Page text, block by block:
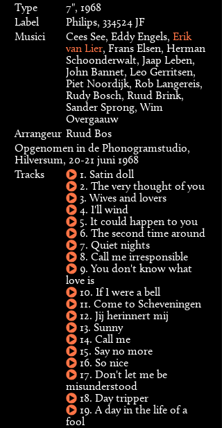
Type
7", 1968
Label
Philips, 334524 JF
Musici
Cees See, Eddy Engels, Erik
van Lier, Frans Elsen, Herman
Schoonderwalt, Jaap Leben,
John Bannet, Leo Gerritsen,
Piet Noordijk, Rob Langereis,
Rudy Bosch, Ruud Brink,
Sander Sprong, Wim
Overgaauw
Arrangeur Ruud Bos
Opgenomen in de Phonogramstudio,
Hilversum, 20-21 juni 1968
Tracks
1. Satin doll
2. The very thought of you
3. Wives and lovers
4. I'll wind
5. It could happen to you
6. The second time around
7. Quiet nights
8. Call me irresponsible
9. You don't know what
love is
10. If I were a bell
11. Come to Scheveningen
12. Jij herinnert mij
13. Sunny
14. Call me
15. Say no more
16. So nice
17. Don't let me be
misunderstood
18. Day tripper
19. A day in the life of a
fool